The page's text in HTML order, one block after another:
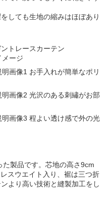
しても生地の縮みはほぼあり
トレースカーテン
お手入れが簡単なポリ
光沢のある刺繡がお部
程よい透け感で外の光
た製品です。芯地の高さ9cm
スウエイト入り、裾は三つ折
より高い技術と縫製加工をし